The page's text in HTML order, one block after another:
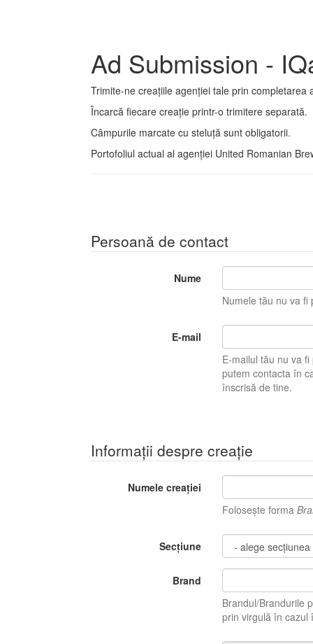
Ad Submission -
Trimite-ne creațiile agenției tale prin completarea
Încarcă fiecare creație printr-o trimitere separată.
Câmpurile marcate cu steluță sunt obligatorii.
Portofoliul actual al agenției United Romanian
Persoană de contact
Nume
Numele tău nu va fi
E-mail
E-mailul tău nu va fi
putem contacta în
înscrisă de tine.
Informații despre creație
Numele creației
Folosește forma
Secțiune
Brand
Brandul/Brandurile
prin virgulă în